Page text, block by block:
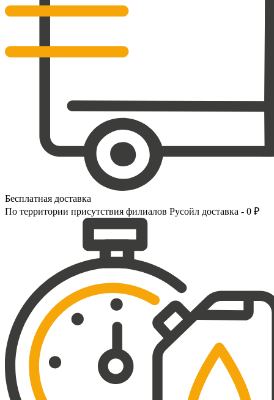
Бесплатная доставка
По территории присутствия филиалов Русойл доставка - 0 ₽